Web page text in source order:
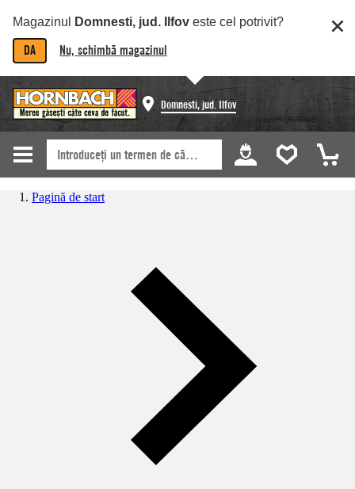
Magazinul Domnesti, jud. Ilfov este cel potrivit?
DA Nu, schimbă magazinul
Domnesti, jud. Ilfov
Pagină de start